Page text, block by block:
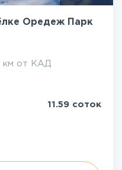
Оредеж Парк
км от КАД
11.59 соток